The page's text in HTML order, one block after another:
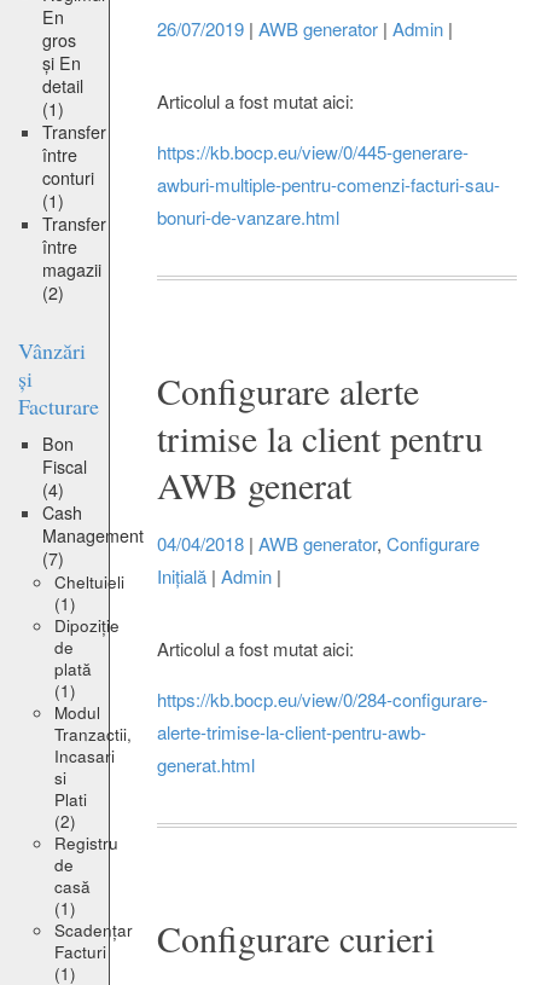
En
gros
și En
detail
(1)
Transfer
între
conturi
(1)
Transfer
între
magazii
(2)
Vânzări
și
Facturare
Bon
Fiscal
(4)
Cash
Management
(7)
Cheltuieli
(1)
Dipoziție
de
plată
(1)
Modul
Tranzactii,
Incasari
si
Plati
(2)
Registru
de
casă
(1)
Scadențar
Facturi
(1)
26/07/2019| AWB generator| Admin|
Articolul a fost mutat aici:
https://kb.bocp.eu/view/0/445-generare-
awburi-multiple-pentru-comenzi-facturi-sau-
bonuri-de-vanzare.html
Configurare alerte
trimise la client pentru
AWB generat
04/04/2018| AWB generator, Configurare
Inițială| Admin|
Articolul a fost mutat aici:
https://kb.bocp.eu/view/0/284-configurare-
alerte-trimise-la-client-pentru-awb-
generat.html
Configurare curieri